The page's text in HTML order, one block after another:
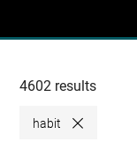
Recherche
collections
4602 results
habit Close